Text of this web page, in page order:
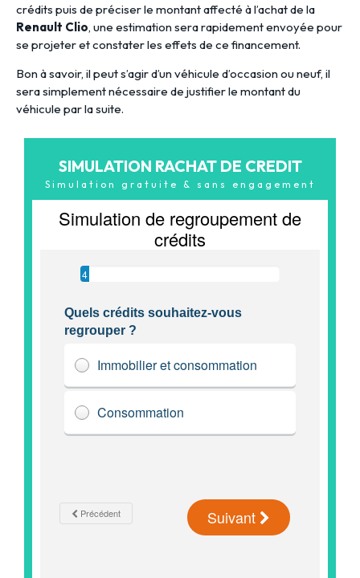
crédits puis de préciser le montant affecté à l’achat de la
Renault Clio, une estimation sera rapidement envoyée pour
se projeter et constater les effets de ce financement.
Bon à savoir, il peut s’agir d’un véhicule d’occasion ou neuf, il
sera simplement nécessaire de justifier le montant du
véhicule par la suite.
SIMULATION RACHAT DE CREDIT
Simulation gratuite & sans engagement